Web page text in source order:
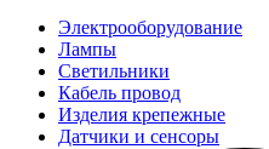
Электрооборудование
Лампы
Светильники
Кабель провод
Изделия крепежные
Датчики и сенсоры